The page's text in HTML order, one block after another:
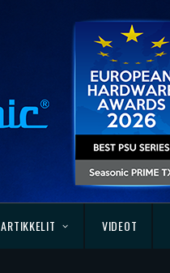
ARTIKKELIT VIDEOT